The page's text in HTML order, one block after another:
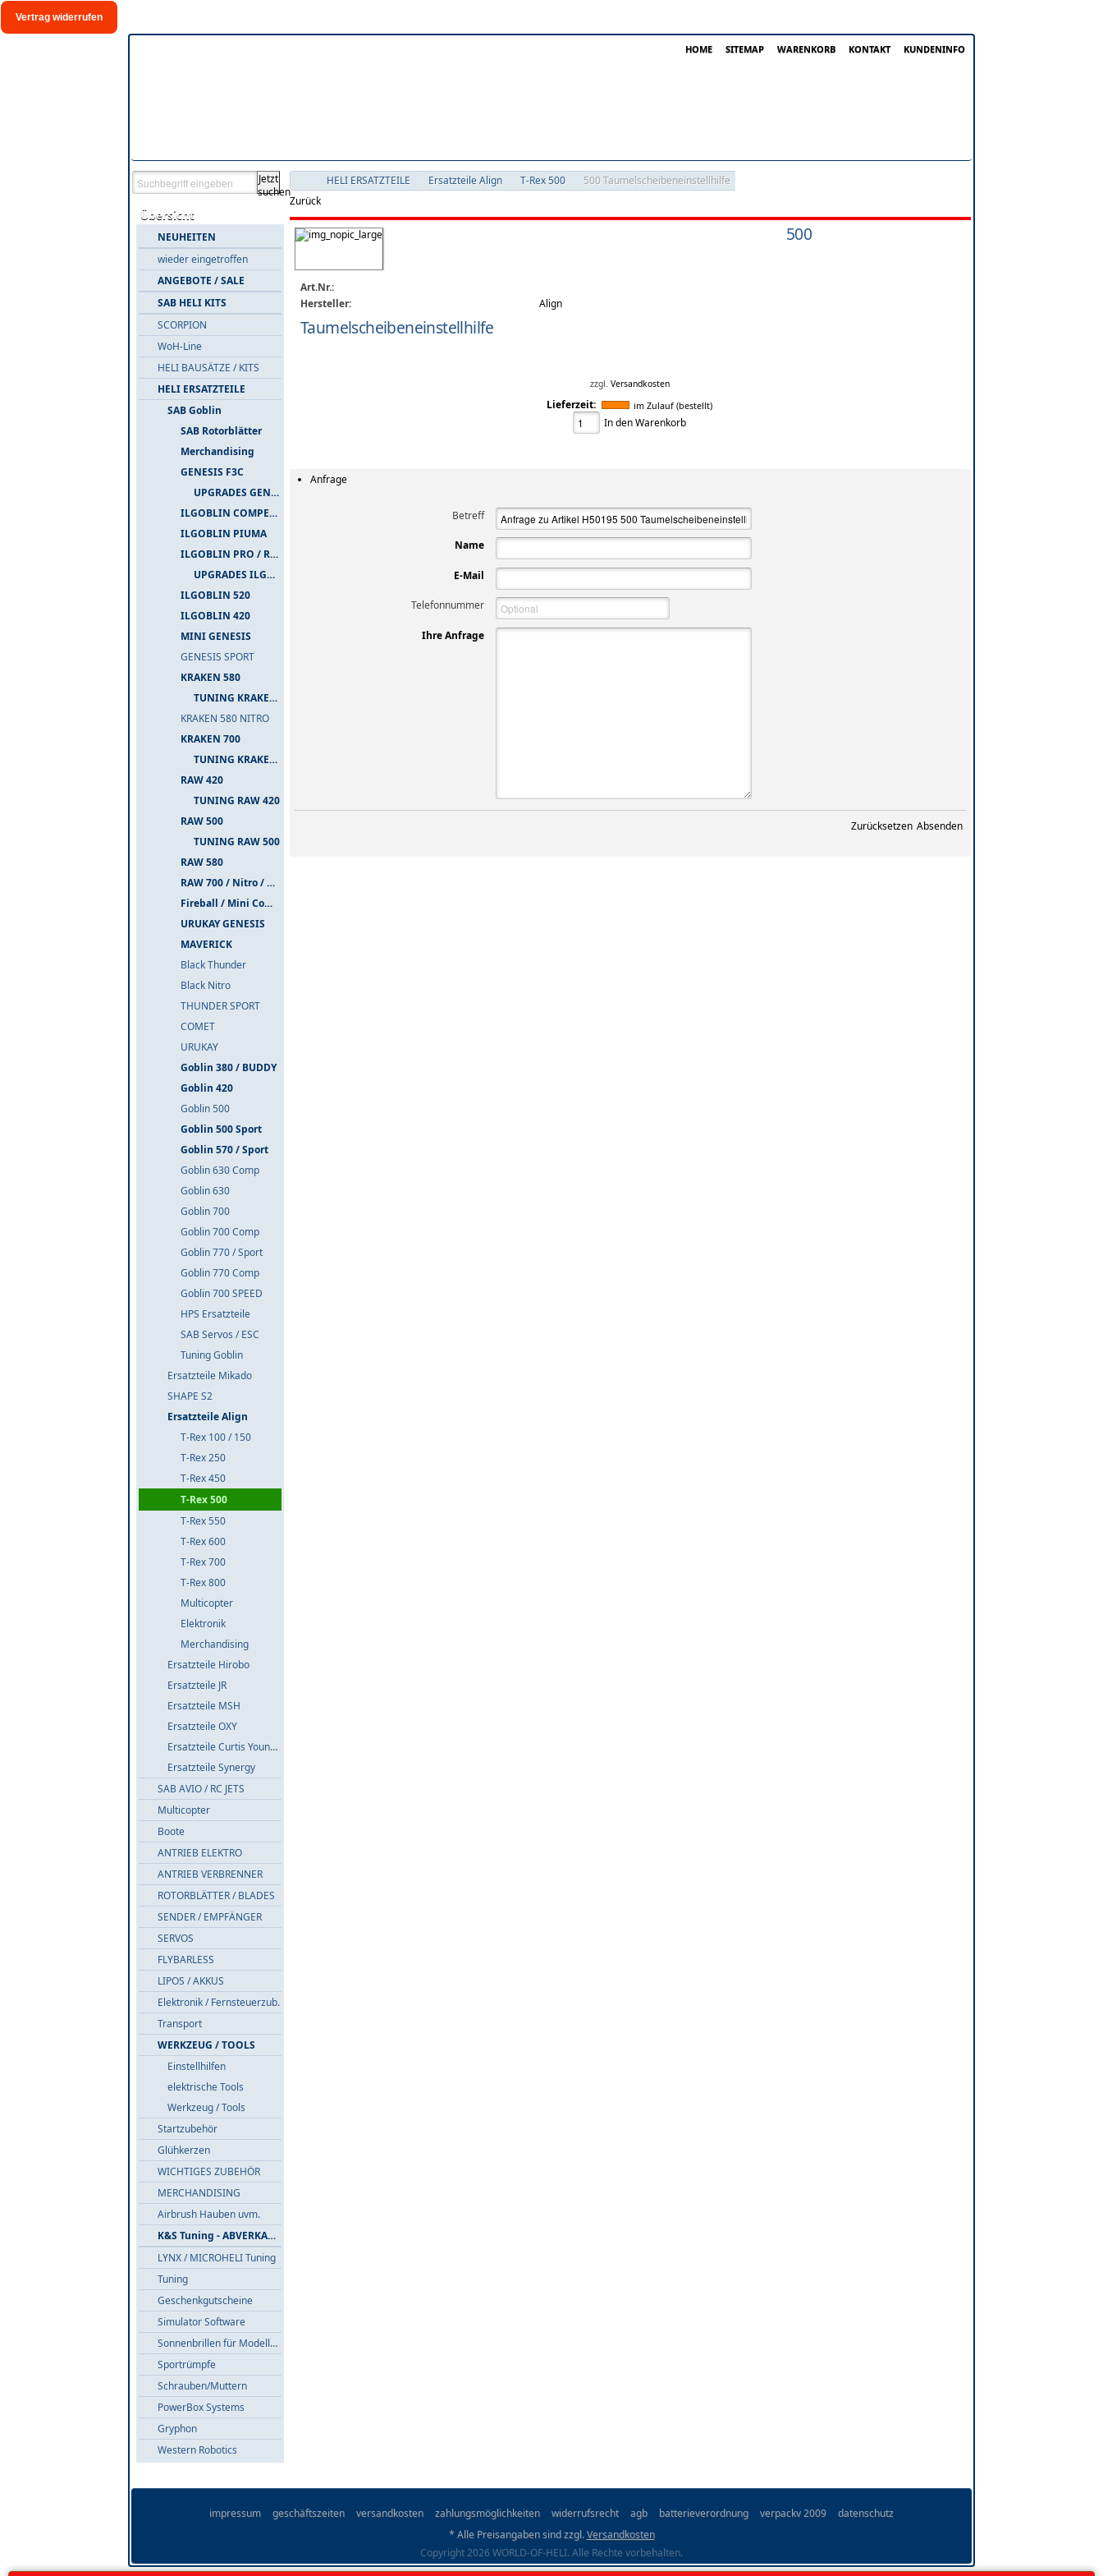
Vertrag widerrufen
HOME SITEMAP WARENKORB KONTAKT KUNDENINFO
Jetzt
suchen
Übersicht
NEUHEITEN
wieder eingetroffen
ANGEBOTE / SALE
SAB HELI KITS
SCORPION
WoH-Line
HELI BAUSÄTZE / KITS
HELI ERSATZTEILE
SAB Goblin
SAB Rotorblätter
Merchandising
GENESIS F3C
UPGRADES GENESIS F3C
ILGOBLIN COMPETIZIONE
ILGOBLIN PIUMA
ILGOBLIN PRO / RAW 700
UPGRADES ILGOBLIN PRO / RAW 700
ILGOBLIN 520
ILGOBLIN 420
MINI GENESIS
GENESIS SPORT
KRAKEN 580
TUNING KRAKEN 580
KRAKEN 580 NITRO
KRAKEN 700
TUNING KRAKEN 700
RAW 420
TUNING RAW 420
RAW 500
TUNING RAW 500
RAW 580
RAW 700 / Nitro / PIUMA
Fireball / Mini Comet
URUKAY GENESIS
MAVERICK
Black Thunder
Black Nitro
THUNDER SPORT
COMET
URUKAY
Goblin 380 / BUDDY
Goblin 420
Goblin 500
Goblin 500 Sport
Goblin 570 / Sport
Goblin 630 Comp
Goblin 630
Goblin 700
Goblin 700 Comp
Goblin 770 / Sport
Goblin 770 Comp
Goblin 700 SPEED
HPS Ersatzteile
SAB Servos / ESC
Tuning Goblin
Ersatzteile Mikado
SHAPE S2
Ersatzteile Align
T-Rex 100 / 150
T-Rex 250
T-Rex 450
T-Rex 500
T-Rex 550
T-Rex 600
T-Rex 700
T-Rex 800
Multicopter
Elektronik
Merchandising
Ersatzteile Hirobo
Ersatzteile JR
Ersatzteile MSH
Ersatzteile OXY
Ersatzteile Curtis Youngblood
Ersatzteile Synergy
SAB AVIO / RC JETS
Multicopter
Boote
ANTRIEB ELEKTRO
ANTRIEB VERBRENNER
ROTORBLÄTTER / BLADES
SENDER / EMPFÄNGER
SERVOS
FLYBARLESS
LIPOS / AKKUS
Elektronik / Fernsteuerzub.
Transport
WERKZEUG / TOOLS
Einstellhilfen
elektrische Tools
Werkzeug / Tools
Startzubehör
Glühkerzen
WICHTIGES ZUBEHÖR
MERCHANDISING
Airbrush Hauben uvm.
K&S Tuning - ABVERKAUF
LYNX / MICROHELI Tuning
Tuning
Geschenkgutscheine
Simulator Software
Sonnenbrillen für Modellflieger
Sportrümpfe
Schrauben/Muttern
PowerBox Systems
Gryphon
Western Robotics
HELI ERSATZTEILE Ersatzteile Align T-Rex 500
500 Taumelscheibeneinstellhilfe
Zurück
Art.Nr.:
Hersteller:
Align
500
Taumelscheibeneinstellhilfe
zzgl. Versandkosten
Lieferzeit: im Zulauf (bestellt)
In den Warenkorb
Anfrage
Betreff
Name
E-Mail
Telefonnummer
Ihre Anfrage
Zurücksetzen Absenden
impressum geschäftszeiten versandkosten zahlungsmöglichkeiten widerrufsrecht agb batterieverordnung verpackv 2009
datenschutz
* Alle Preisangaben sind zzgl.Versandkosten
Copyright 2026 WORLD-OF-HELI. Alle Rechte vorbehalten.